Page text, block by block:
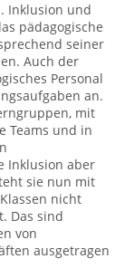
Inklusion und
pädagogische
seiner
Auch der
Personal
an.
mit
Teams und in
Inklusion aber
sie nun mit
nicht
Das sind
von
ausgetragen